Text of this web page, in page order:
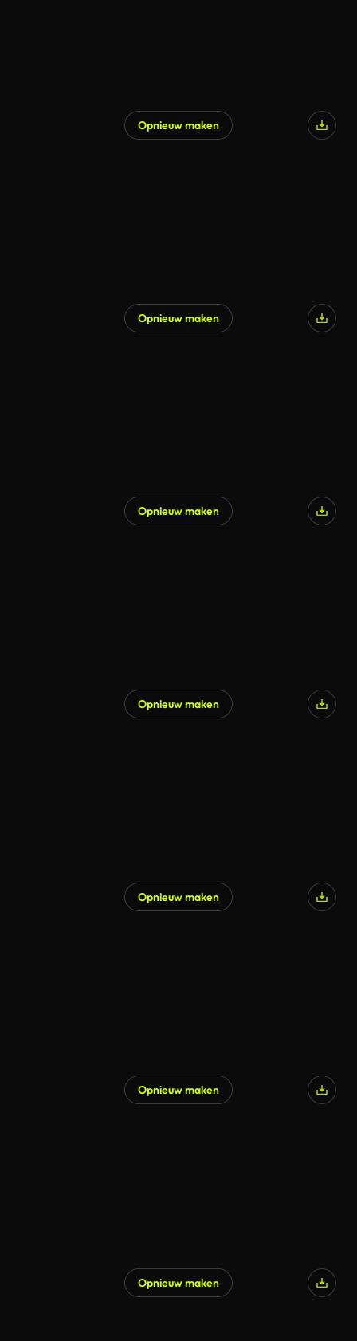
Opnieuw maken
Opnieuw maken
Opnieuw maken
Opnieuw maken
Opnieuw maken
Opnieuw maken
Opnieuw maken